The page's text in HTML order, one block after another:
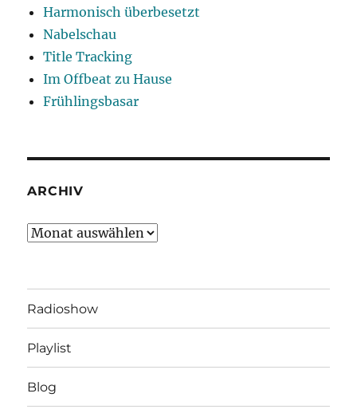
Harmonisch überbesetzt
Nabelschau
Title Tracking
Im Offbeat zu Hause
Frühlingsbasar
ARCHIV
Archiv
Radioshow
Playlist
Blog